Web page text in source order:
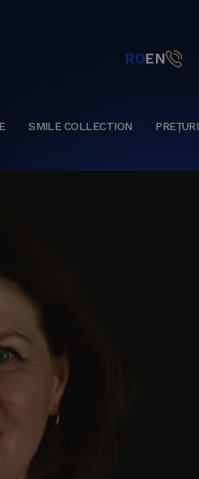
ROEN
SMILE COLLECTION PREȚURI